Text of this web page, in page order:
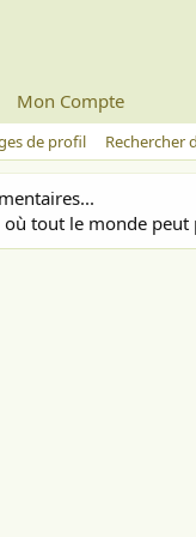
Mon Compte
de profil Rechercher
tout le monde